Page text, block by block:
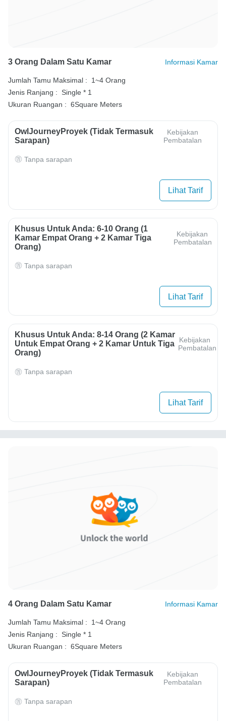
3 Orang Dalam Satu Kamar Informasi Kamar
Jumlah Tamu Maksimal :
1~4 Orang
Jenis Ranjang :
Single * 1
Ukuran Ruangan : 6Square Meters
OwlJourneyProyek (Tidak Termasuk
Sarapan)
Kebijakan
Pembatalan
Tanpa sarapan
Lihat Tarif
Khusus Untuk Anda: 6-10 Orang (1
Kamar Empat Orang + 2 Kamar Tiga
Orang)
Kebijakan
Pembatalan
Tanpa sarapan
Lihat Tarif
Khusus Untuk Anda: 8-14 Orang (2 Kamar
Untuk Empat Orang + 2 Kamar Untuk Tiga
Orang)
Kebijakan
Pembatalan
Tanpa sarapan
Lihat Tarif
4 Orang Dalam Satu Kamar Informasi Kamar
Jumlah Tamu Maksimal :
1~4 Orang
Jenis Ranjang :
Single * 1
Ukuran Ruangan : 6Square Meters
OwlJourneyProyek (Tidak Termasuk
Sarapan)
Kebijakan
Pembatalan
Tanpa sarapan